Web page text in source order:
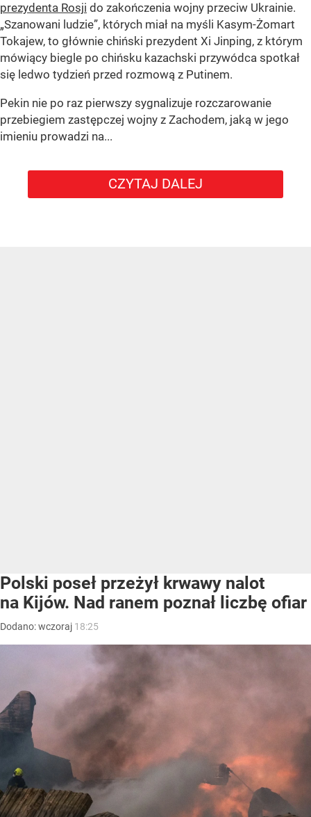
prezydenta Rosji do zakończenia wojny przeciw Ukrainie.
„Szanowani ludzie”, których miał na myśli Kasym-Żomart
Tokajew, to głównie chiński prezydent Xi Jinping, z którym
mówiący biegle po chińsku kazachski przywódca spotkał
się ledwo tydzień przed rozmową z Putinem.
Pekin nie po raz pierwszy sygnalizuje rozczarowanie
przebiegiem zastępczej wojny z Zachodem, jaką w jego
imieniu prowadzi na...
CZYTAJ DALEJ
Polski poseł przeżył krwawy nalot
na Kijów. Nad ranem poznał liczbę ofiar
Dodano:wczoraj 18:25